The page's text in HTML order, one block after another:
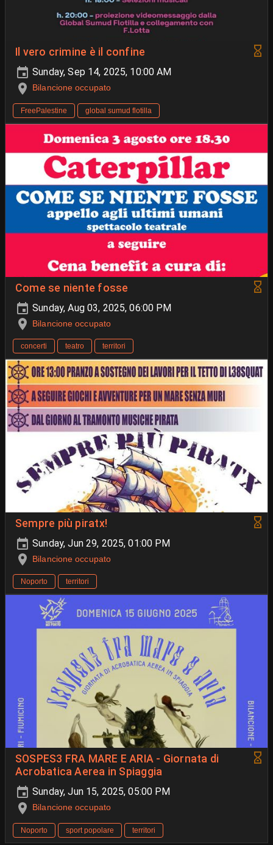
Il vero crimine è il confine
Sunday, Sep 14, 2025, 10:00 AM
Bilancione occupato
FreePalestine global sumud flotilla
Come se niente fosse
Sunday, Aug 03, 2025, 06:00 PM
Bilancione occupato
concerti teatro territori
Sempre più piratx!
Sunday, Jun 29, 2025, 01:00 PM
Bilancione occupato
Noporto territori
SOSPES3 FRA MARE E ARIA - Giornata di
Acrobatica Aerea in Spiaggia
Sunday, Jun 15, 2025, 05:00 PM
Bilancione occupato
Noporto sport popolare territori